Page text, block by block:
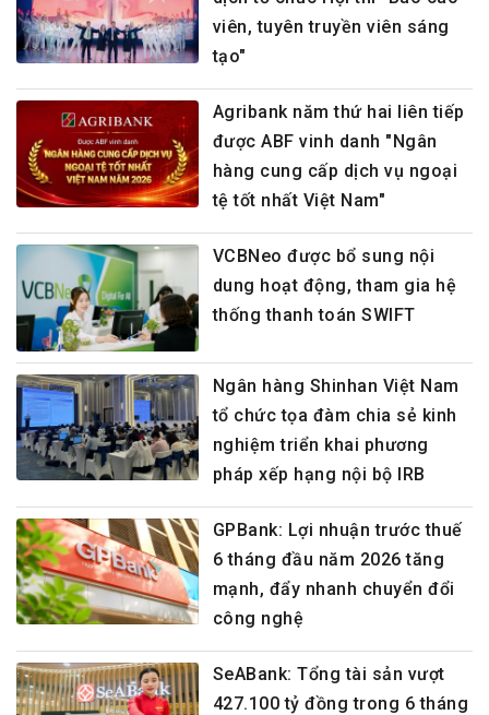
viên, tuyên truyền viên sáng
tạo"
Agribank năm thứ hai liên tiếp
được ABF vinh danh "Ngân
hàng cung cấp dịch vụ ngoại
tệ tốt nhất Việt Nam"
VCBNeo được bổ sung nội
dung hoạt động, tham gia hệ
thống thanh toán SWIFT
Ngân hàng Shinhan Việt Nam
tổ chức tọa đàm chia sẻ kinh
nghiệm triển khai phương
pháp xếp hạng nội bộ IRB
GPBank: Lợi nhuận trước thuế
6 tháng đầu năm 2026 tăng
mạnh, đẩy nhanh chuyển đổi
công nghệ
SeABank: Tổng tài sản vượt
427.100 tỷ đồng trong 6 tháng